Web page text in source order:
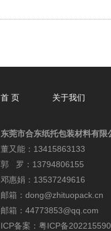
首 页 关于我们
东莞市合东纸托包装材料有限
董又能：13415863133
郭 罗：13794806155
邓惠娟：13537249616
邮箱：dong@zhituopack.cn
邮箱：44773853@qq.com
ICP备案： 粤ICP备